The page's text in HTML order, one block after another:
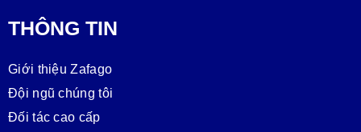
THÔNG TIN
Giới thiệu Zafago
Đội ngũ chúng tôi
Đối tác cao cấp